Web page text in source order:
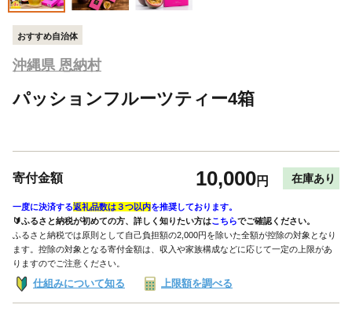
おすすめ自治体
沖縄県 恩納村
パッションフルーツティー4箱
寄付金額 10,000円 在庫あり
一度に決済する返礼品数は３つ以内を推奨しております。
🔰ふるさと納税が初めての方、詳しく知りたい方はこちらでご確認ください。
ふるさと納税では原則として自己負担額の2,000円を除いた全額が控除の対象となり
ます。控除の対象となる寄付金額は、収入や家族構成などに応じて一定の上限があ
りますのでご注意ください。
仕組みについて知る 上限額を調べる